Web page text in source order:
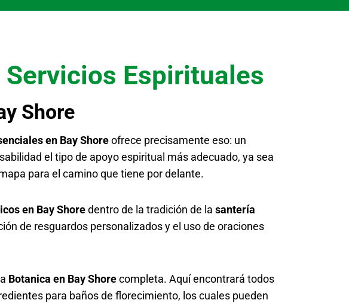
Servicios Espirituales
Shore
en Bay Shoreofrece precisamente eso: un
el tipo de apoyo espiritual más adecuado, ya sea
para el camino que tiene por delante.
en Bay Shoredentro de la tradición de la santería
de resguardos personalizados y el uso de oraciones
Botanica en Bay Shorecompleta. Aquí encontrará todos
para baños de florecimiento, los cuales pueden